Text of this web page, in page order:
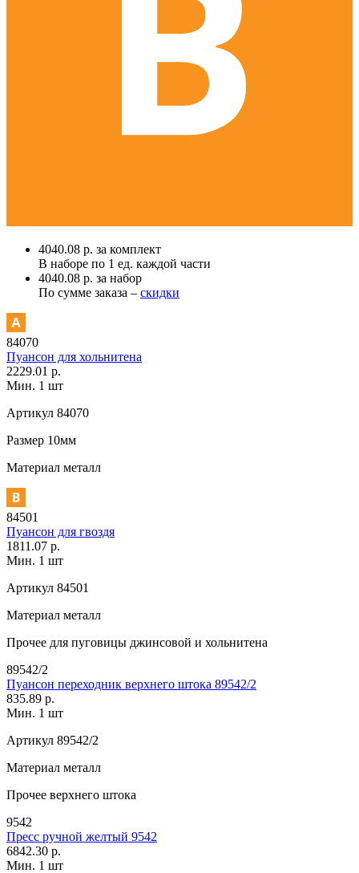
4040.08 р. за комплект
В наборе по 1 ед. каждой части
4040.08 р. за набор
По сумме заказа – скидки
84070
Пуансон для хольнитена
2229.01 р.
Мин. 1 шт
Артикул 84070
Размер 10мм
Материал металл
84501
Пуансон для гвоздя
1811.07 р.
Мин. 1 шт
Артикул 84501
Материал металл
Прочее для пуговицы джинсовой и хольнитена
89542/2
Пуансон переходник верхнего штока 89542/2
835.89 р.
Мин. 1 шт
Артикул 89542/2
Материал металл
Прочее верхнего штока
9542
Пресс ручной желтый 9542
6842.30 р.
Мин. 1 шт